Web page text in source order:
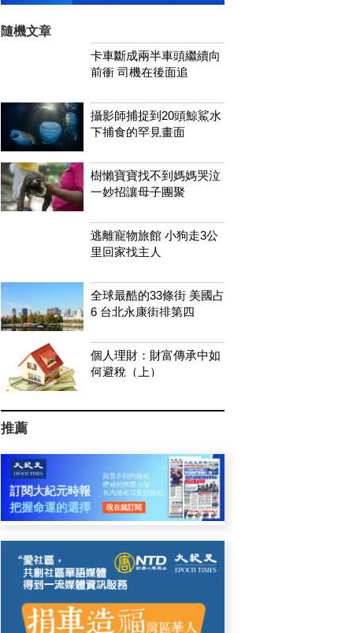
隨機文章
卡車斷成兩半車頭繼續向
前衝 司機在後面追
攝影師捕捉到20頭鯨鯊水
下捕食的罕見畫面
樹懶寶寶找不到媽媽哭泣
一妙招讓母子團聚
逃離寵物旅館 小狗走3公
里回家找主人
全球最酷的33條街 美國占
6 台北永康街排第四
個人理財：財富傳承中如
何避稅（上）
推薦